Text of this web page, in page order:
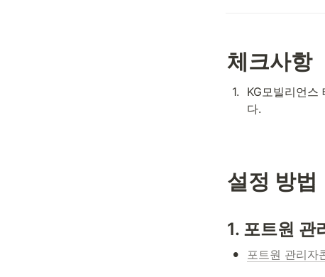
체크사항
1.
KG모빌리언
다.
설정 방법
1. 포트원 관
• 포트원 관리자